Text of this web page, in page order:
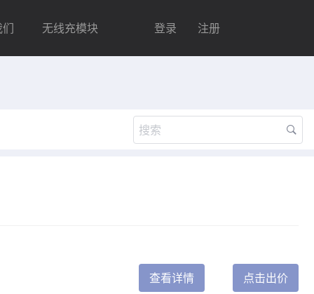
无线充模块 登录 注册
查看详情 点击出价